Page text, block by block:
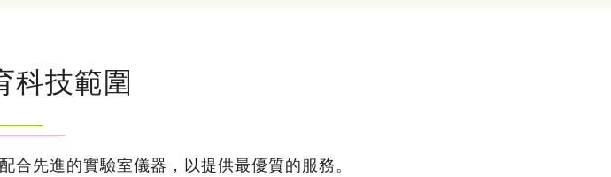
科技範圍
合先進的實驗室儀器，以提供最優質的服務。